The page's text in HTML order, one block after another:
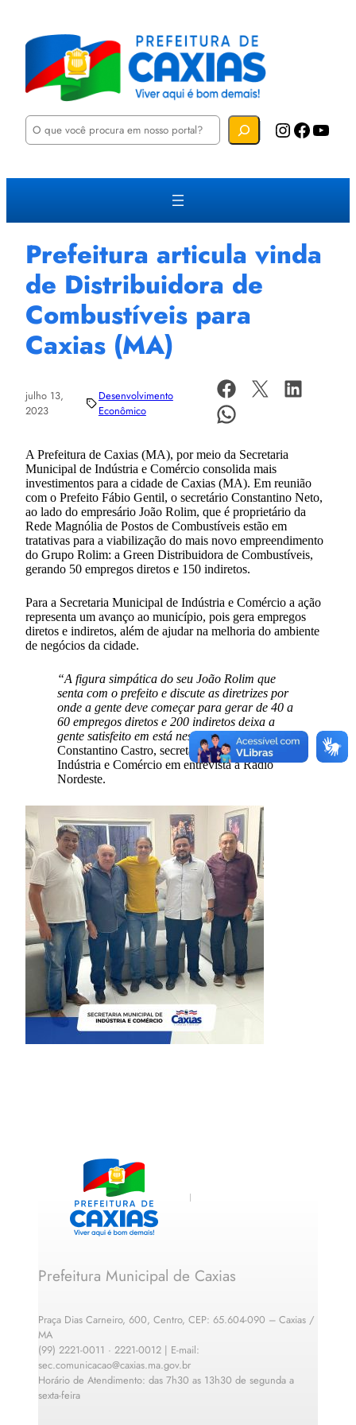
P
u
a
Instagram Facebook YouTube
Prefeitura articula vinda
de Distribuidora de
Combustíveis para
Caxias (MA)
julho 13,
2023
Desenvolvimento
Econômico
A Prefeitura de Caxias (MA), por meio da Secretaria
Municipal de Indústria e Comércio consolida mais
investimentos para a cidade de Caxias (MA). Em reunião
com o Prefeito Fábio Gentil, o secretário Constantino Neto,
ao lado do empresário João Rolim, que é proprietário da
Rede Magnólia de Postos de Combustíveis estão em
tratativas para a viabilização do mais novo empreendimento
do Grupo Rolim: a Green Distribuidora de Combustíveis,
gerando 50 empregos diretos e 150 indiretos.
Para a Secretaria Municipal de Indústria e Comércio a ação
representa um avanço ao município, pois gera empregos
diretos e indiretos, além de ajudar na melhoria do ambiente
de negócios da cidade.
“A figura simpática do seu João Rolim que
senta com o prefeito e discute as diretrizes por
onde a gente deve começar para gerar de 40 a
60 empregos diretos e 200 indiretos deixa a
gente satisfeito em está nessa pasta”, disse
Constantino Castro, secretário municipal de
Indústria e Comércio em entrevista à Rádio
Nordeste.
Prefeitura Municipal de Caxias
Praça Dias Carneiro, 600, Centro, CEP: 65.604-090 – Caxias /
MA
(99) 2221-0011 · 2221-0012 | E-mail:
sec.comunicacao@caxias.ma.gov.br
Horário de Atendimento: das 7h30 as 13h30 de segunda a
sexta-feira